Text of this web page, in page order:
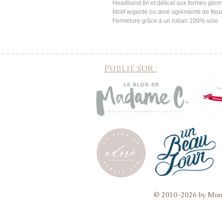
Headband fin et délicat aux formes
Motif argenté ou doré agrémenté de
Fermeture grâce à un ruban 100% soie
Publié sur :
© 2010-2026 by